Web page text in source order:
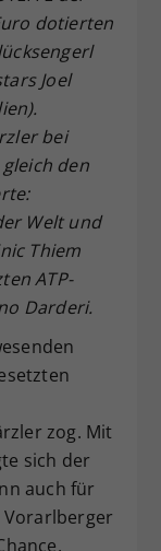
dotierten
Joel
bei
den
Welt und
Thiem
ATP-
Darderi.
zog. Mit
sich der
auch für
Vorarlberger
Consent-
eine
die
Ihrer
falls der
eingestellt